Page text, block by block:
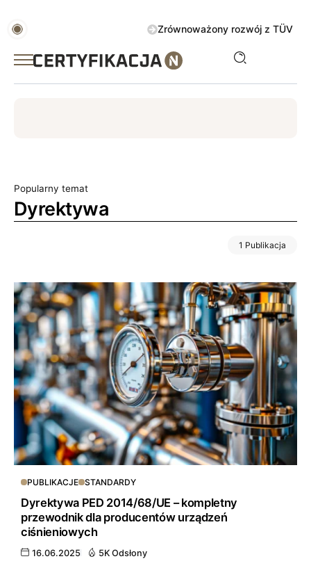
Zrównoważony rozwój z TÜV
Popularny temat
Dyrektywa
1 Publikacja
PUBLIKACJE STANDARDY
Dyrektywa PED 2014/68/UE – kompletny
przewodnik dla producentów urządzeń
ciśnieniowych
16.06.2025 5K Odsłony